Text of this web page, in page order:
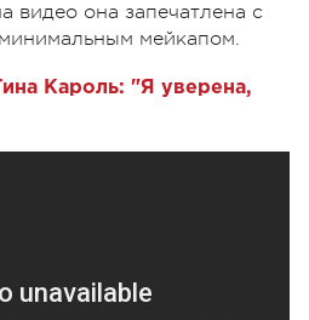
видео она запечатлена с
мейкапом.
Кароль: "Я уверена,